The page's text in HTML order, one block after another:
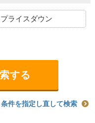
プライスダウン
条件を指定し直して検索